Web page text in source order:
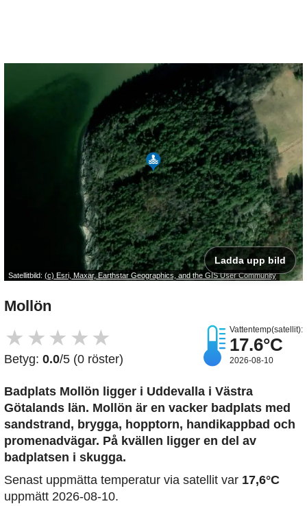
Satellitbild: (c) Esri, Maxar, Earthstar Geographics, and the GIS User Community
Ladda upp bild
Mollön
★ ★ ★ ★ ★
Betyg: 0.0/5 (0 röster)
Vattentemp(satellit):
17.6°C
2026-08-10
Badplats Mollön ligger i Uddevalla i Västra
Götalands län. Mollön är en vacker badplats med
sandstrand, brygga, hopptorn, handikappbad och
promenadvägar. På kvällen ligger en del av
badplatsen i skugga.
Senast uppmätta temperatur via satellit var 17,6°C
uppmätt 2026-08-10.